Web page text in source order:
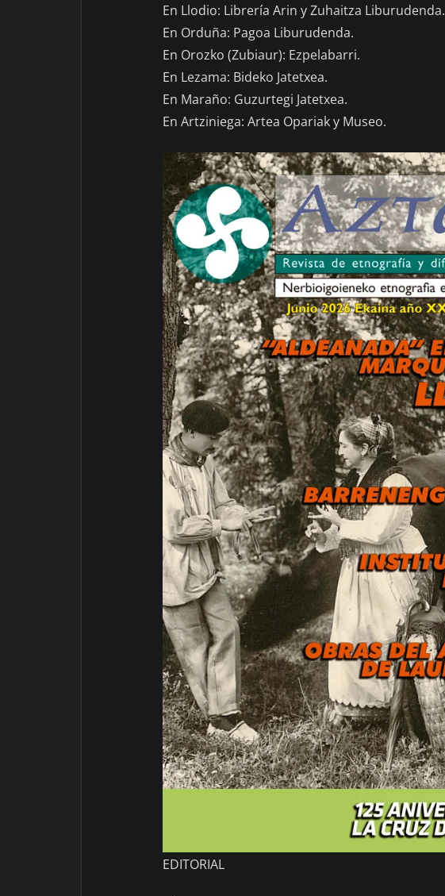
En Llodio: Librería Arin y Zuhaitza Liburudenda.
En Orduña: Pagoa Liburudenda.
En Orozko (Zubiaur): Ezpelabarri.
En Lezama: Bideko Jatetxea.
En Maraño: Guzurtegi Jatetxea.
En Artziniega: Artea Opariak y Museo.
EDITORIAL